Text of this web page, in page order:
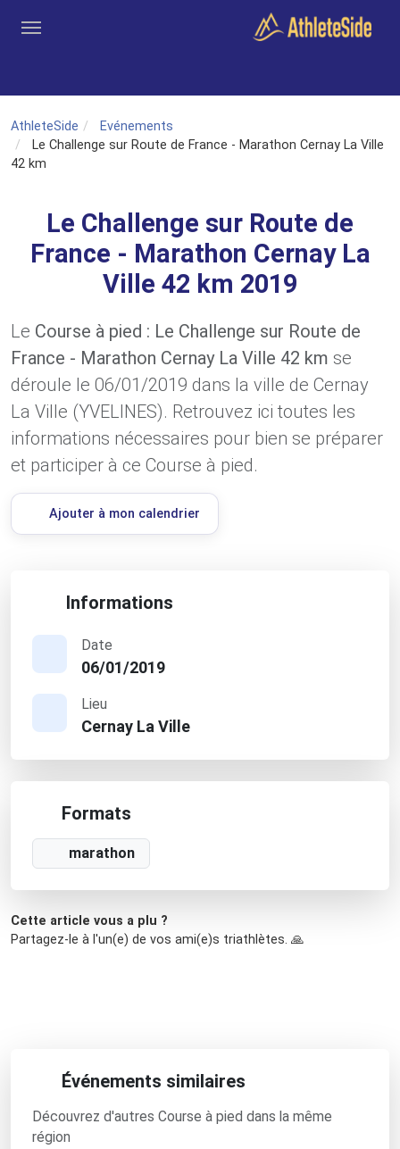
AthleteSide
Evénements
Le Challenge sur Route de France - Marathon Cernay La Ville
42 km
Le Challenge sur Route de
France - Marathon Cernay La
Ville 42 km 2019
Le Course à pied : Le Challenge sur Route de
France - Marathon Cernay La Ville 42 km se
déroule le 06/01/2019 dans la ville de Cernay
La Ville (YVELINES). Retrouvez ici toutes les
informations nécessaires pour bien se préparer
et participer à ce Course à pied.
Ajouter à mon calendrier
Informations
Date
06/01/2019
Lieu
Cernay La Ville
Formats
marathon
Cette article vous a plu ?
Partagez-le à l'un(e) de vos ami(e)s triathlètes. 🙏
Événements similaires
Découvrez d'autres Course à pied dans la même
région